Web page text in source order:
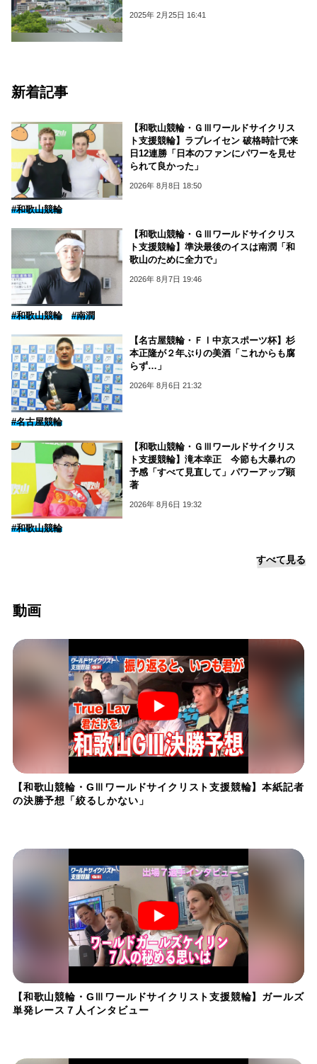
2025年 2月25日 16:41
新着記事
【和歌山競輪・ＧⅢワールドサイクリス
ト支援競輪】ラブレイセン 破格時計で来
日12連勝「日本のファンにパワーを見せ
られて良かった」
2026年 8月8日 18:50
#和歌山競輪
【和歌山競輪・ＧⅢワールドサイクリス
ト支援競輪】準決最後のイスは南潤「和
歌山のために全力で」
2026年 8月7日 19:46
#和歌山競輪 #南潤
【名古屋競輪・ＦⅠ中京スポーツ杯】杉
本正隆が２年ぶりの美酒「これからも腐
らず…」
2026年 8月6日 21:32
#名古屋競輪
【和歌山競輪・ＧⅢワールドサイクリス
ト支援競輪】滝本幸正 今節も大暴れの
予感「すべて見直して」パワーアップ顕
著
2026年 8月6日 19:32
#和歌山競輪
すべて見る
動画
【和歌山競輪・GⅢワールドサイクリスト支援競輪】本紙記者
の決勝予想「絞るしかない」
【和歌山競輪・GⅢワールドサイクリスト支援競輪】ガールズ
単発レース７人インタビュー